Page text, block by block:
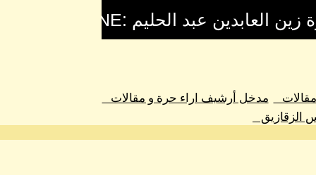
مدخل أرشيف اراء حرة و مقالات
الزقازيق